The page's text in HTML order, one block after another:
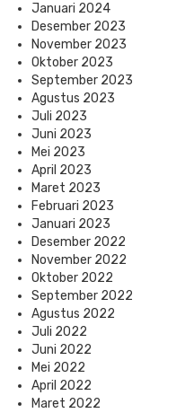
Januari 2024
Desember 2023
November 2023
Oktober 2023
September 2023
Agustus 2023
Juli 2023
Juni 2023
Mei 2023
April 2023
Maret 2023
Februari 2023
Januari 2023
Desember 2022
November 2022
Oktober 2022
September 2022
Agustus 2022
Juli 2022
Juni 2022
Mei 2022
April 2022
Maret 2022